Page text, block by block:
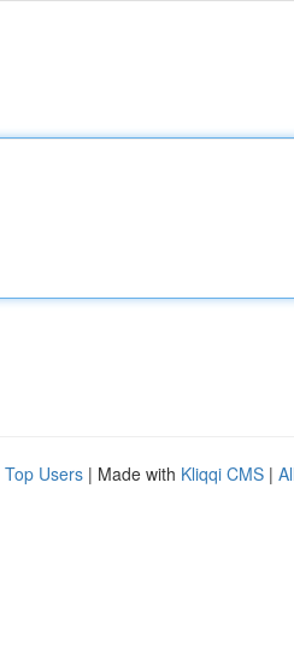
Top Users | Made with Kliqqi CMS |